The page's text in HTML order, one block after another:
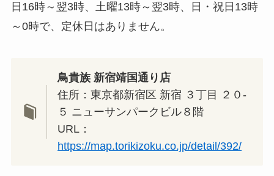
日16時～翌3時、土曜13時～翌3時、日・祝日13時
～0時で、定休日はありません。
鳥貴族 新宿靖国通り店
住所：東京都新宿区 新宿 ３丁目 ２０-
５ ニューサンパークビル８階
URL：
https://map.torikizoku.co.jp/detail/392/